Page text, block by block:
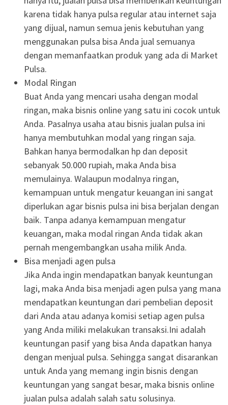
karena tidak hanya pulsa regular atau internet saja
yang dijual, namun semua jenis kebutuhan yang
menggunakan pulsa bisa Anda jual semuanya
dengan memanfaatkan produk yang ada di Market
Pulsa.
Modal Ringan
Buat Anda yang mencari usaha dengan modal
ringan, maka bisnis online yang satu ini cocok untuk
Anda. Pasalnya usaha atau bisnis jualan pulsa ini
hanya membutuhkan modal yang ringan saja.
Bahkan hanya bermodalkan hp dan deposit
sebanyak 50.000 rupiah, maka Anda bisa
memulainya. Walaupun modalnya ringan,
kemampuan untuk mengatur keuangan ini sangat
diperlukan agar bisnis pulsa ini bisa berjalan dengan
baik. Tanpa adanya kemampuan mengatur
keuangan, maka modal ringan Anda tidak akan
pernah mengembangkan usaha milik Anda.
Bisa menjadi agen pulsa
Jika Anda ingin mendapatkan banyak keuntungan
lagi, maka Anda bisa menjadi agen pulsa yang mana
mendapatkan keuntungan dari pembelian deposit
dari Anda atau adanya komisi setiap agen pulsa
yang Anda miliki melakukan transaksi.Ini adalah
keuntungan pasif yang bisa Anda dapatkan hanya
dengan menjual pulsa. Sehingga sangat disarankan
untuk Anda yang memang ingin bisnis dengan
keuntungan yang sangat besar, maka bisnis online
jualan pulsa adalah salah satu solusinya.